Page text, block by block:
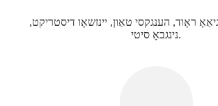
טשענגיאַאָ ראָוד, הענגקסי טאַון, יינזשאָו דיסטריקט,
נינגבאָ סיטי.